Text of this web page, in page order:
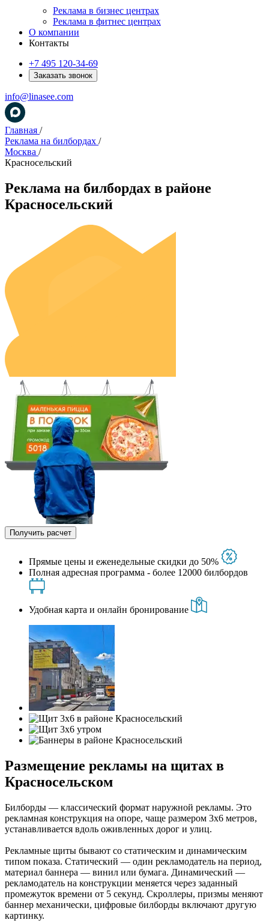
Реклама в бизнес центрах
Реклама в фитнес центрах
О компании
Контакты
+7 495 120-34-69
Заказать звонок
info@linasee.com
Главная /
Реклама на билбордах /
Москва /
Красносельский
Реклама на билбордах в районе
Красносельский
Получить расчет
Прямые цены и еженедельные скидки до 50%
Полная адресная программа - более 12000 билбордов
Удобная карта и онлайн бронирование
Размещение рекламы на щитах в
Красносельском
Билборды — классический формат наружной рекламы. Это
рекламная конструкция на опоре, чаще размером 3х6 метров,
устанавливается вдоль оживленных дорог и улиц.
Рекламные щиты бывают со статическим и динамическим
типом показа. Статический — один рекламодатель на период,
материал баннера — винил или бумага. Динамический —
рекламодатель на конструкции меняется через заданный
промежуток времени от 5 секунд. Скроллеры, призмы меняют
баннер механически, цифровые билборды включают другую
картинку.